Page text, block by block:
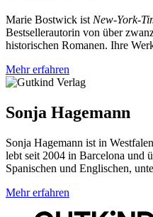
Marie Bostwick istNew-York-
Bestsellerautorin von über
historischen Romanen. Ihre
Mehr erfahren
Sonja Hagemann
Sonja Hagemann ist in
lebt seit 2004 in Barcelona und
Spanischen und Englischen,
Mehr erfahren